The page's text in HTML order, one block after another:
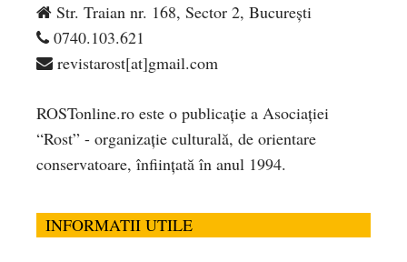
Str. Traian nr. 168, Sector 2, București
0740.103.621
revistarost[at]gmail.com
ROSTonline.ro este o publicaţie a Asociaţiei
“Rost” - organizaţie culturală, de orientare
conservatoare, înfiinţată în anul 1994.
INFORMATII UTILE